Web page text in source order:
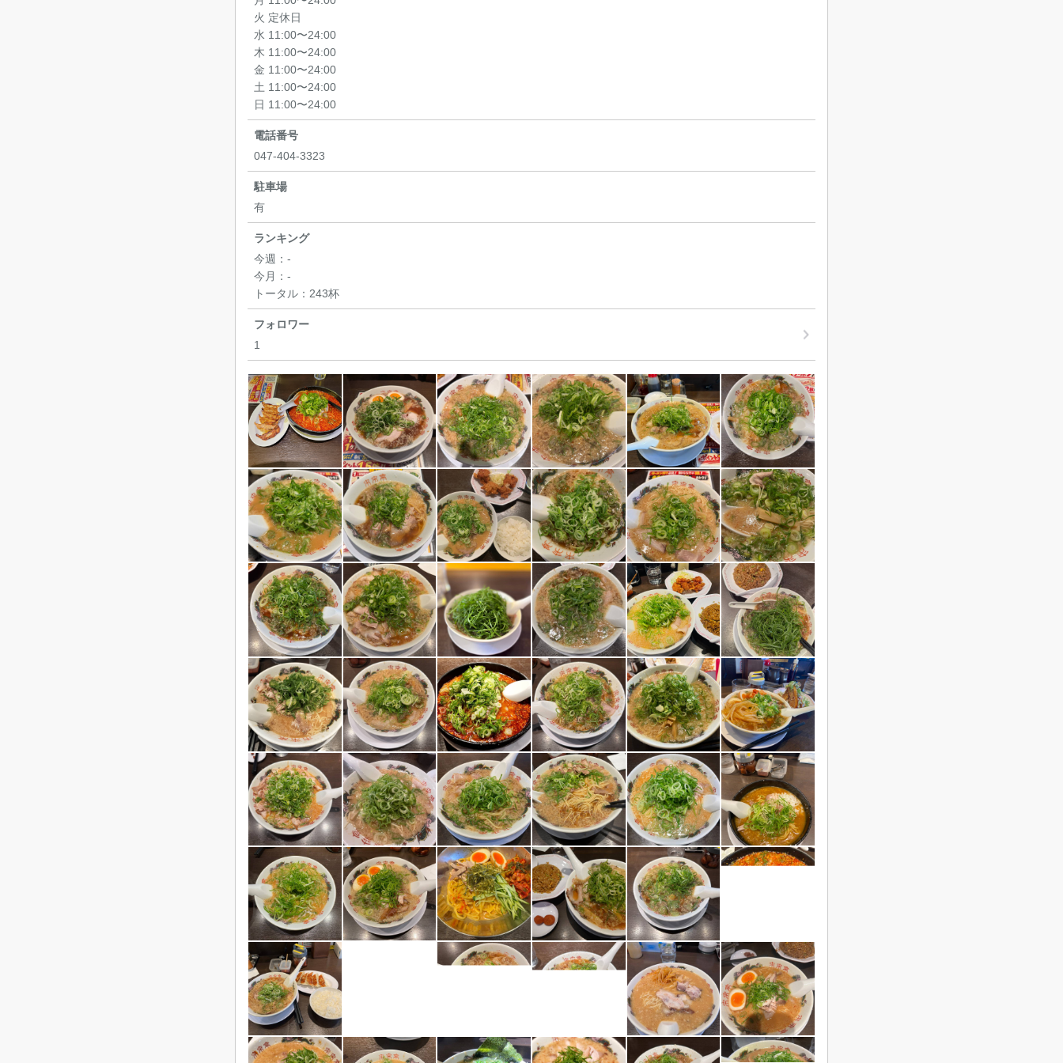
火 定休日
水 11:00〜24:00
木 11:00〜24:00
金 11:00〜24:00
土 11:00〜24:00
日 11:00〜24:00
電話番号
047-404-3323
駐車場
有
ランキング
今週： -
今月： -
トータル： 243杯
フォロワー
1